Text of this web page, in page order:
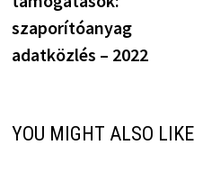
szaporítóanyag
adatközlés – 2022
YOU MIGHT ALSO LIKE